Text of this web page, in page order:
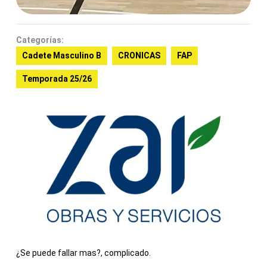
Categorías:
Cadete Masculino B
CRONICAS FAP
Temporada 25/26
¿Se puede fallar mas?, complicado.